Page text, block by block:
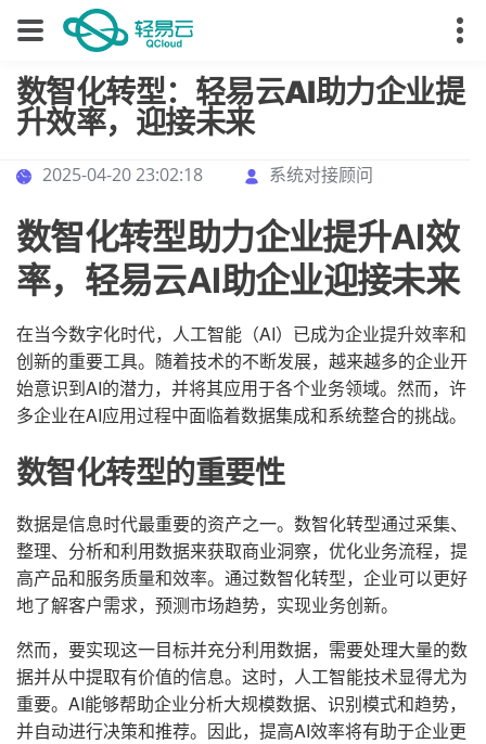
数智化转型：轻易云AI助力企业提
升效率，迎接未来
2025-04-20 23:02:18 系统对接顾问
数智化转型助力企业提升AI效
率，轻易云AI助企业迎接未来
在当今数字化时代，人工智能（AI）已成为企业提升效率和
创新的重要工具。随着技术的不断发展，越来越多的企业开
始意识到AI的潜力，并将其应用于各个业务领域。然而，许
多企业在AI应用过程中面临着数据集成和系统整合的挑战。
数智化转型的重要性
数据是信息时代最重要的资产之一。数智化转型通过采集、
整理、分析和利用数据来获取商业洞察，优化业务流程，提
高产品和服务质量和效率。通过数智化转型，企业可以更好
地了解客户需求，预测市场趋势，实现业务创新。
然而，要实现这一目标并充分利用数据，需要处理大量的数
据并从中提取有价值的信息。这时，人工智能技术显得尤为
重要。AI能够帮助企业分析大规模数据、识别模式和趋势，
并自动进行决策和推荐。因此，提高AI效率将有助于企业更